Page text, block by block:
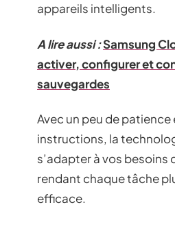
appareils intelligents.
A lire aussi :Samsung
activer, configurer et
sauvegardes
Avec un peu de patience
instructions, la
s’adapter à vos besoins
rendant chaque tâche
efficace.